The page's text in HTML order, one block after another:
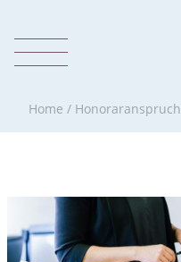
Home / Honoraranspruch